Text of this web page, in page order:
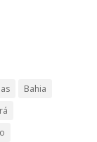
Bahia